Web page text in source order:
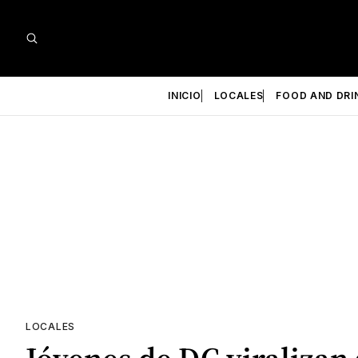
INICIO LOCALES FOOD AND
LOCALES